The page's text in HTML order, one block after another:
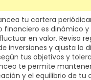
tu cartera
financiero es dinámico y
en valor. Revisa
inversiones y ajusta la
tus objetivos y
te permite
y el equilibrio de tu